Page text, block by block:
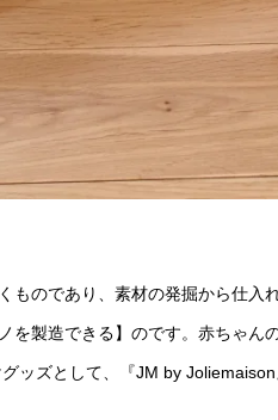
ものであり、素材の発掘から仕入
製造できる】のです。赤ちゃん
ッズとして、『JM by